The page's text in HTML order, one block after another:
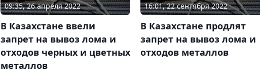
09:35, 26 апреля 2022
В Казахстане ввели
запрет на вывоз лома и
отходов черных и цветных
металлов
16:01, 22 сентября 2022
В Казахстане продлят
запрет на вывоз лома и
отходов металлов